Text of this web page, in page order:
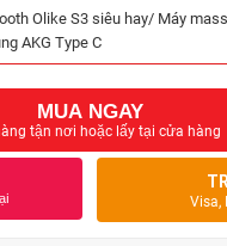
Olike S3 siêu hay/ Máy
AKG Type C
MUA NGAY
tận nơi hoặc lấy tại cửa hàng
Visa,